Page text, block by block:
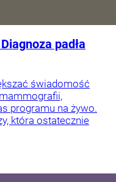
padła
świadomość
programu na żywo.
która ostatecznie